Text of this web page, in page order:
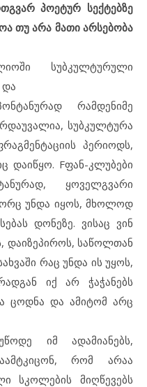
პოეტურ სექტებზე
თუ არა მათი არსებობა
სუბკულტურული
რამდენიმე
სუბკულტურა
პერიოდს,
დაიწყო. Fფან-კლუბები
ყოველგვარი
უნდა იყოს, მხოლოდ
დონეზე. ვისაც ვინ
დაიზეპიროს, საწოლთან
რაც უნდა ის უყოს,
იქ არ ჭაჭანებს
ცოდნა და ამიტომ არც
იმ ადამიანებს,
რომ არაა
სკოლების მიღწევებს